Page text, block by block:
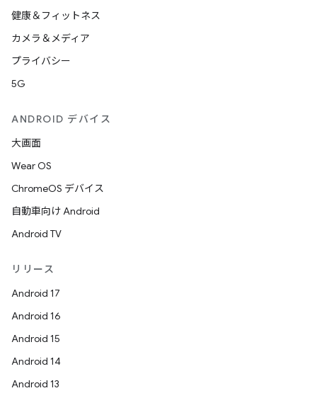
健康＆フィットネス
カメラ＆メディア
プライバシー
5G
ANDROID デバイス
大画面
Wear OS
ChromeOS デバイス
自動車向け Android
Android TV
リリース
Android 17
Android 16
Android 15
Android 14
Android 13